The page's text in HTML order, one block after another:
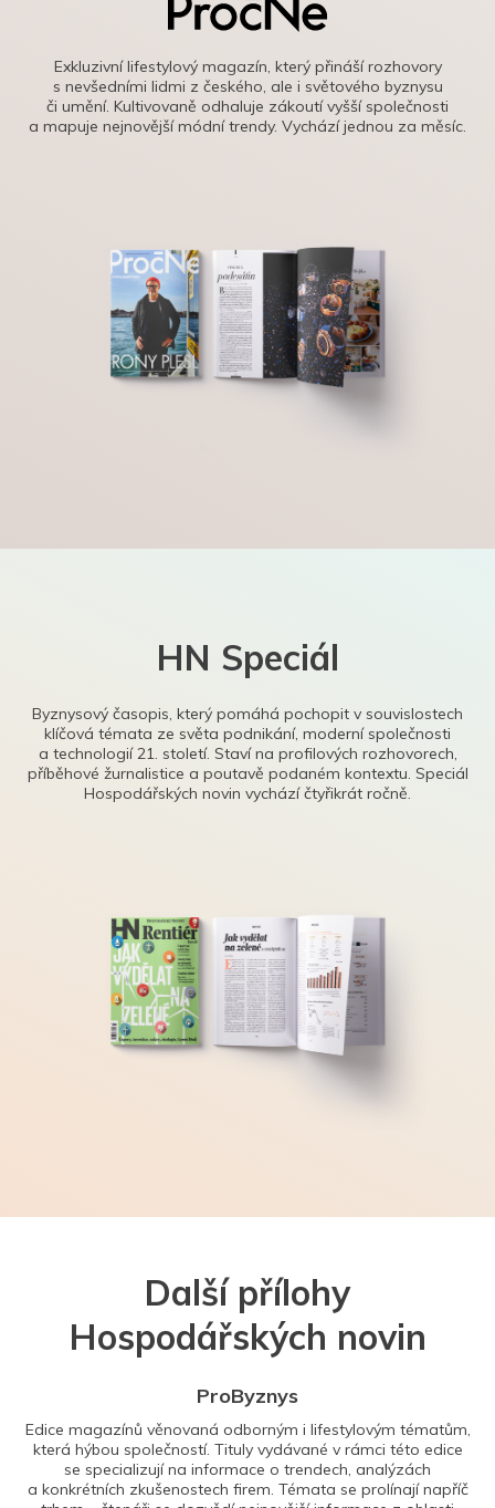
Exkluzivní lifestylový magazín, který přináší rozhovory
s nevšedními lidmi z českého, ale i světového byznysu
či umění. Kultivovaně odhaluje zákoutí vyšší společnosti
a mapuje nejnovější módní trendy. Vychází jednou za měsíc.
HN Speciál
Byznysový časopis, který pomáhá pochopit v souvislostech
klíčová témata ze světa podnikání, moderní společnosti
a technologií 21. století. Staví na profilových rozhovorech,
příběhové žurnalistice a poutavě podaném kontextu. Speciál
Hospodářských novin vychází čtyřikrát ročně.
Další přílohy
Hospodářských novin
ProByznys
Edice magazínů věnovaná odborným i lifestylovým tématům,
která hýbou společností. Tituly vydávané v rámci této edice
se specializují na informace o trendech, analýzách
a konkrétních zkušenostech firem. Témata se prolínají napříč